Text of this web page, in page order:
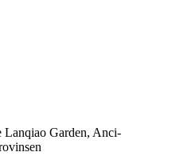
Garden, Anci-